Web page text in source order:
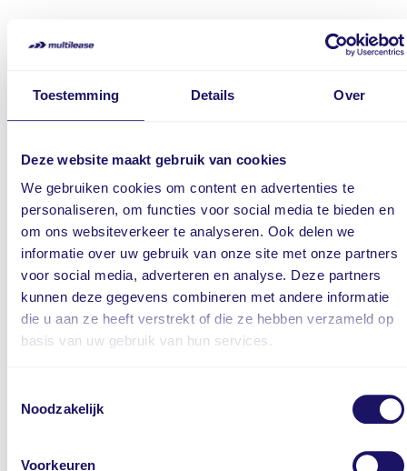
Toestemming Details Over
Deze website maakt gebruik van cookies
We gebruiken cookies om content en advertenties te
personaliseren, om functies voor social media te bieden en
om ons websiteverkeer te analyseren. Ook delen we
informatie over uw gebruik van onze site met onze partners
voor social media, adverteren en analyse. Deze partners
kunnen deze gegevens combineren met andere informatie
die u aan ze heeft verstrekt of die ze hebben verzameld op
basis van uw gebruik van hun services.
Noodzakelijk
Voorkeuren
Dit zeggen onze klanten over
ons
Jaarlijks meten we de algemene
klanttevredenheid onder onze
wagenparkbeheerder en leaserijders. We vinden
het namelijk belangrijk om te weten wat onze
klanten vinden. Dit gebruiken we voor het
Feedback Company voert dit onderzoek volledig
voor ons uit, zodat dit onafhankelijk,